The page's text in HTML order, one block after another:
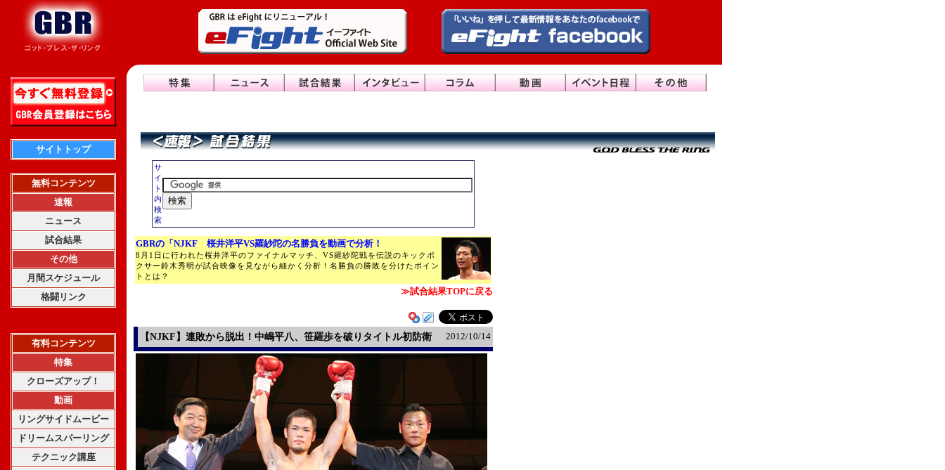
サイトトップ
無料コンテンツ
速報
ニュース
試合結果
その他
月間スケジュール
格闘リンク
有料コンテンツ
特集
クローズアップ！
動画
リングサイドムービー
ドリームスパーリング
テクニック講座
サ
イ
ト
内
検
索
GBRの「NJKF 桜井洋平VS羅紗陀の名勝負を動画で分析！
8月1日に行われた桜井洋平のファイナルマッチ、VS羅紗陀戦を伝説のキックボ
クサー鈴木秀明が試合映像を見ながら細かく分析！名勝負の勝敗を分けたポイン
トとは？
≫試合結果TOPに戻る
【NJKF】連敗から脱出！中嶋平八、笹羅歩を破りタイトル初防衛 2012/10/14